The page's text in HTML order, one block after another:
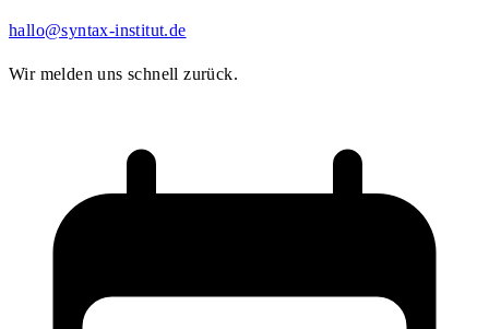
hallo@syntax-institut.de
Wir melden uns schnell zurück.